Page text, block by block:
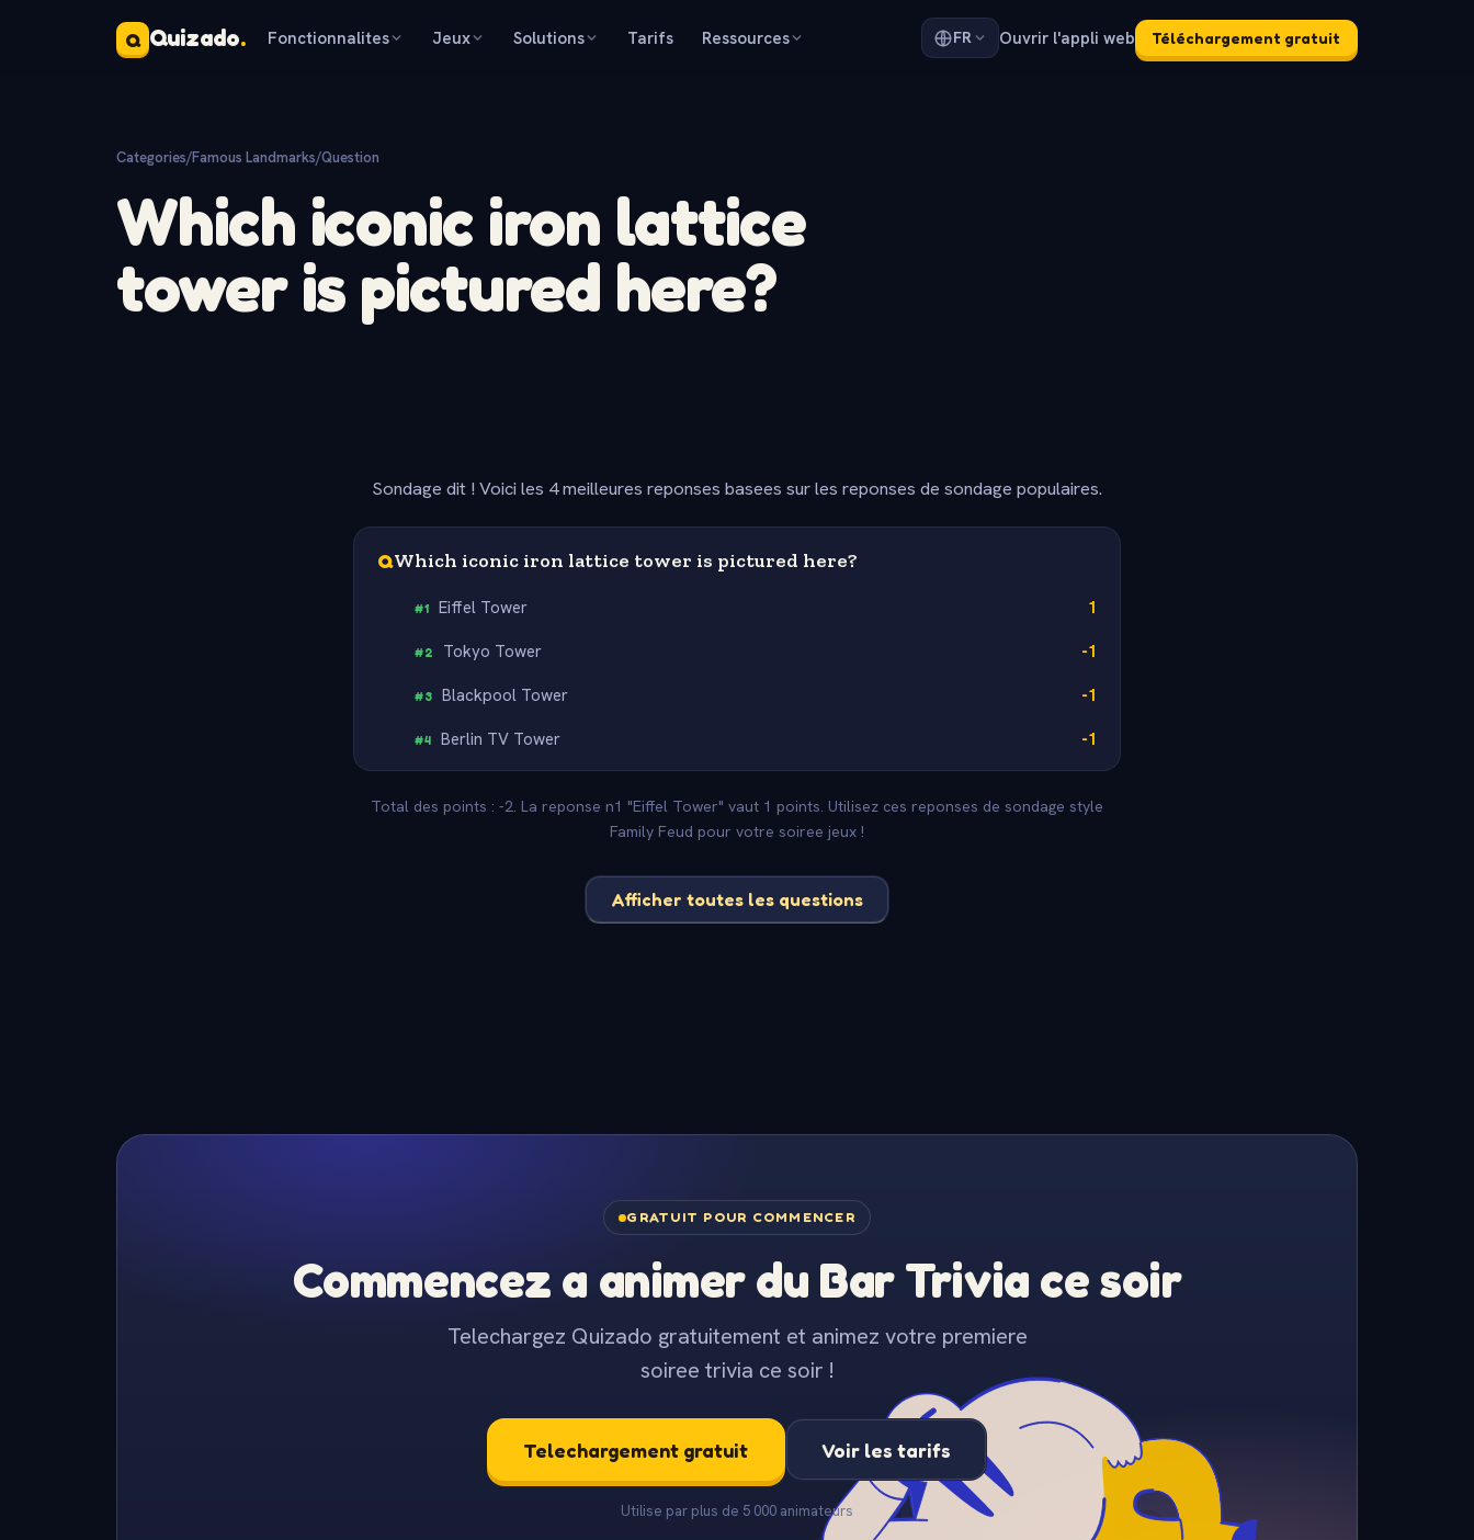
Q Quizado. Fonctionnalites Jeux Solutions Tarifs Ressources FR Ouvrir l'appli web Téléchargement gratuit
Categories/Famous Landmarks/Question
Which iconic iron lattice
tower is pictured here?
Sondage dit ! Voici les 4 meilleures reponses basees sur les reponses de sondage populaires.
QWhich iconic iron lattice tower is pictured here?
#1 Eiffel Tower 1
#2 Tokyo Tower -1
#3 Blackpool Tower -1
#4 Berlin TV Tower -1
Total des points : -2. La reponse n1 "Eiffel Tower" vaut 1 points. Utilisez ces reponses de sondage style
Family Feud pour votre soiree jeux !
Afficher toutes les questions
GRATUIT POUR COMMENCER
Commencez a animer du Bar Trivia ce soir
Telechargez Quizado gratuitement et animez votre premiere
soiree trivia ce soir !
Telechargement gratuit Voir les tarifs
Utilise par plus de 5 000 animateurs